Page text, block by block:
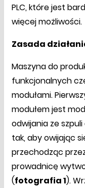
PLC, które jest
więcej możliwości.
Zasada
Maszyna do
funkcjonalnych
modułami.
modułem jest
odwijania ze
tak, aby owijając
przechodząc
prowadnicę
(fotografia 1).